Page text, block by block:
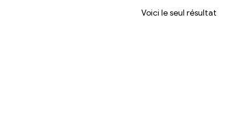
Voici le seul résultat